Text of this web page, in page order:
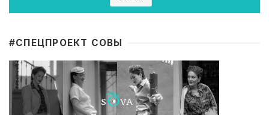
#CПЕЦПРОЕКТ СОВЫ